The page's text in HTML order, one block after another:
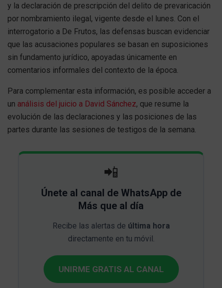
y la declaración de prescripción del delito de prevaricación
por nombramiento ilegal, vigente desde el lunes. Con el
interrogatorio a De Frutos, las defensas buscan evidenciar
que las acusaciones populares se basan en suposiciones
sin fundamento jurídico, apoyadas únicamente en
comentarios informales del contexto de la época.
Para complementar esta información, es posible acceder a
un análisis del juicio a David Sánchez, que resume la
evolución de las declaraciones y las posiciones de las
partes durante las sesiones de testigos de la semana.
📲
Únete al canal de WhatsApp de
Más que al día
Recibe las alertas de última hora
directamente en tu móvil.
UNIRME GRATIS AL CANAL